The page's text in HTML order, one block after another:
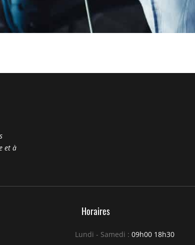
et à
Horaires
Lundi - Samedi : 09h00 18h30